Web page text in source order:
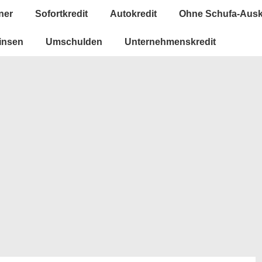
Sofortkredit Autokredit Ohne Schufa-
Umschulden Unternehmenskredit